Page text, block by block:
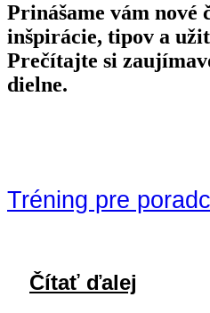
Prinášame vám nové
inšpirácie, tipov a
Prečítajte si
dielne.
Tréning pre
Čítať ďalej